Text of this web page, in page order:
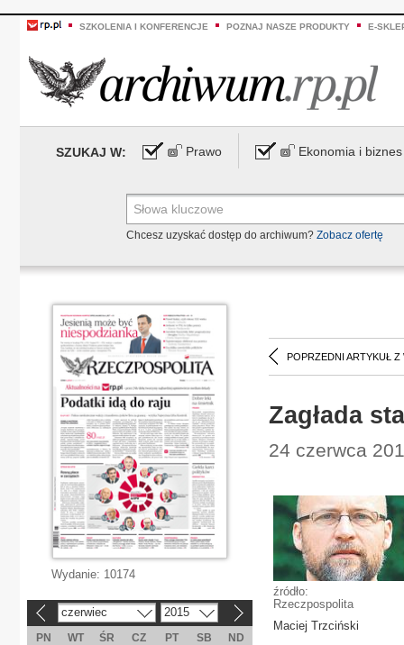
SZKOLENIA I KONFERENCJE POZNAJ NASZE PRODUKTY E-
SZUKAJ W: Prawo Ekonomia i biznes
Chcesz uzyskać dostęp do archiwum? Zobacz ofertę
POPRZEDNI ARTYKUŁ Z
Zagłada
24 czerwca
źródło:
Rzeczpospolita
Maciej Trzciński
Wydanie: 10174
czerwiec 2015
PN WT ŚR CZ PT SB
ND